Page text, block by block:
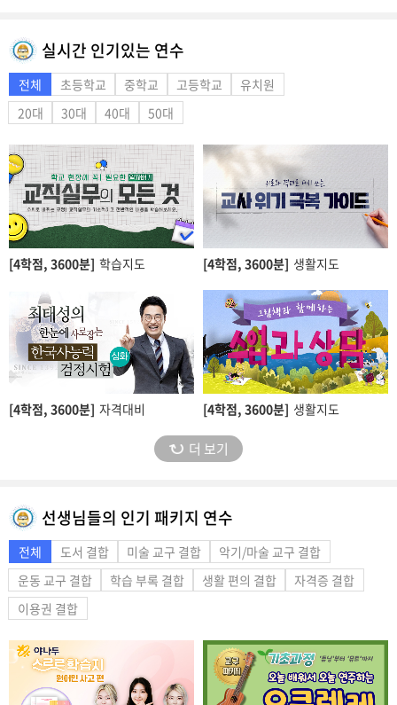
실시간 인기있는 연수
전체 초등학교 중학교 고등학교
유치원
20대
30대 40대 50대
[4학점, 3600분] 학습지도 [4학점, 3600분] 생활지도
[4학점, 3600분] 자격대비 [4학점, 3600분] 생활지도
더 보기
선생님들의 인기 패키지 연수
전체 도서 결합 미술 교구 결합
악기/마술 교구 결합
운동 교구 결합
학습 부록 결합 생활 편의 결합
자격증 결합
이용권 결합